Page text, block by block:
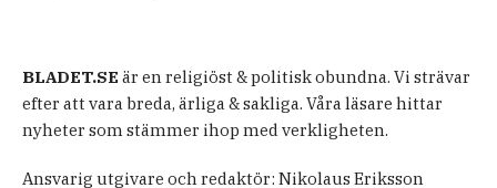
BLADET.SE är en religiöst & politisk obundna. Vi strävar
efter att vara breda, ärliga & sakliga. Våra läsare hittar
nyheter som stämmer ihop med verkligheten.
Ansvarig utgivare och redaktör: Nikolaus Eriksson